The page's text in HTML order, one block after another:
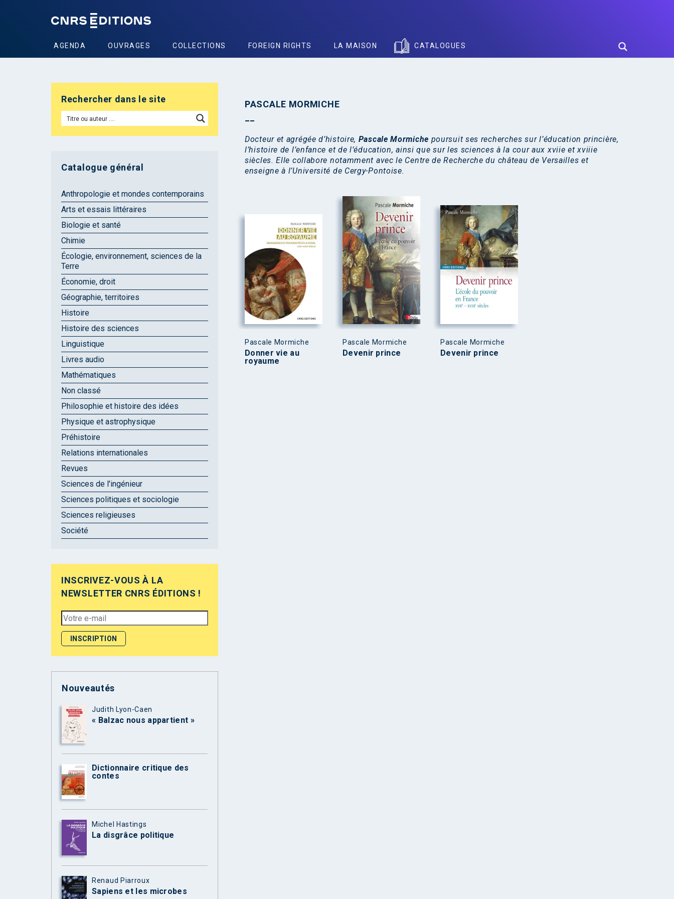
AGENDA OUVRAGES COLLECTIONS FOREIGN RIGHTS LA MAISON CATALOGUES
PASCALE MORMICHE
Docteur et agrégée d’histoire, Pascale Mormiche poursuit ses recherches sur l’éducation princière,
l’histoire de l’enfance et de l’éducation, ainsi que sur les sciences à la cour aux xviie et xviiie
siècles. Elle collabore notamment avec le Centre de Recherche du château de Versailles et
enseigne à l’Université de Cergy-Pontoise.
Pascale Mormiche
Donner vie au
royaume
Pascale Mormiche
Devenir prince
Pascale Mormiche
Devenir prince
Rechercher dans le site
Catalogue général
Anthropologie et mondes contemporains
Arts et essais littéraires
Biologie et santé
Chimie
Écologie, environnement, sciences de la
Terre
Économie, droit
Géographie, territoires
Histoire
Histoire des sciences
Linguistique
Livres audio
Mathématiques
Non classé
Philosophie et histoire des idées
Physique et astrophysique
Préhistoire
Relations internationales
Revues
Sciences de l'ingénieur
Sciences politiques et sociologie
Sciences religieuses
Société
INSCRIVEZ-VOUS À LA
NEWSLETTER CNRS ÉDITIONS !
Nouveautés
Judith Lyon-Caen
« Balzac nous appartient »
Dictionnaire critique des
contes
Michel Hastings
La disgrâce politique
Renaud Piarroux
Sapiens et les microbes